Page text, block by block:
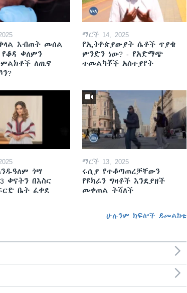
እብጠት መሰል
የቆዳ ቀለምን
ለጤና
ማርች 14, 2025
የኢትዮጵያውያት ሴቶች ጥያቄ
ምንድን ነው? - የአድማጭ
ተመልካቾች አስተያየት
ጎሣ
ቀናትን በእስር
ቤት ፈቀደ
ማርች 13, 2025
ሩሲያ የተቆጣጠረቻቸውን
የዩክሬን ግዛቶች እንደያዘች
መቀጠል ትሻለች
ሁሉንም ክፍሎች ይመልከቱ